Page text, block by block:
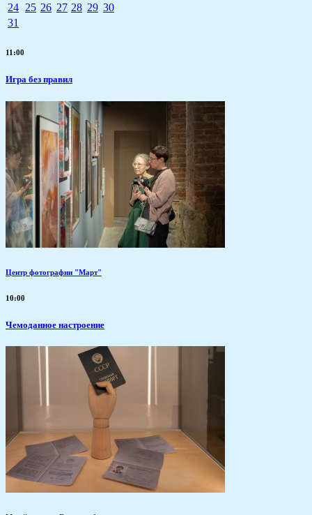
24 25 26 27 28 29 30
31
11:00
​Игра без правил
Центр фотографии "Март"
10:00
Чемоданное настроение